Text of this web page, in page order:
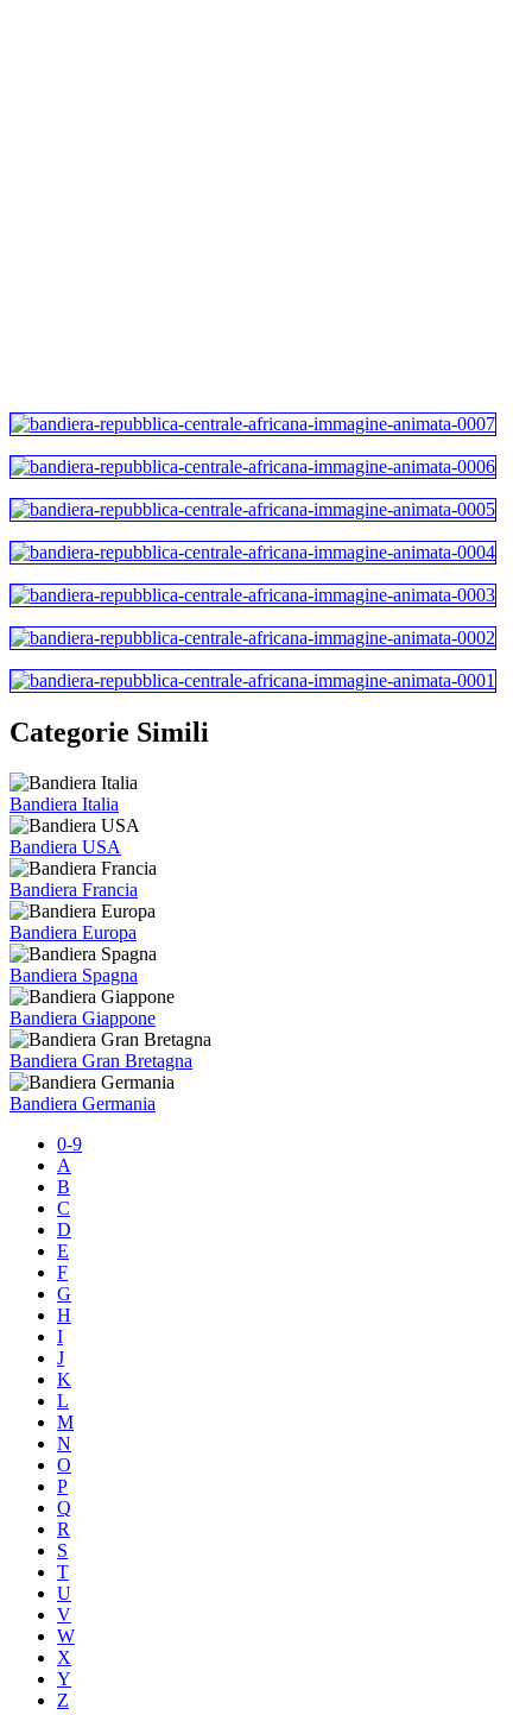
Categorie Simili
Bandiera Italia
Bandiera USA
Bandiera Francia
Bandiera Europa
Bandiera Spagna
Bandiera Giappone
Bandiera Gran Bretagna
Bandiera Germania
0-9
A
B
C
D
E
F
G
H
I
J
K
L
M
N
O
P
Q
R
S
T
U
V
W
X
Y
Z